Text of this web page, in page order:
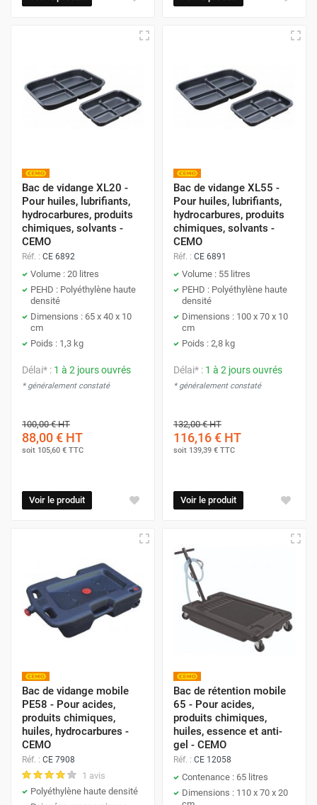
Bac de vidange XL20 -
Pour huiles, lubrifiants,
hydrocarbures, produits
chimiques, solvants -
CEMO
Réf. : CE 6892
Volume : 20 litres
PEHD : Polyéthylène haute
densité
Dimensions : 65 x 40 x 10
cm
Poids : 1,3 kg
Délai* : 1 à 2 jours ouvrés
* généralement constaté
100,00 €HT
88,00 € HT
soit 105,60 € TTC
Voir le produit
Bac de vidange XL55 -
Pour huiles, lubrifiants,
hydrocarbures, produits
chimiques, solvants -
CEMO
Réf. : CE 6891
Volume : 55 litres
PEHD : Polyéthylène haute
densité
Dimensions : 100 x 70 x 10
cm
Poids : 2,8 kg
Délai* : 1 à 2 jours ouvrés
* généralement constaté
132,00 €HT
116,16 € HT
soit 139,39 € TTC
Voir le produit
Bac de vidange mobile
PE58 - Pour acides,
produits chimiques,
huiles, hydrocarbures -
CEMO
Réf. : CE 7908
1 avis
Polyéthylène haute densité
Bac de rétention mobile
65 - Pour acides,
produits chimiques,
huiles, essence et anti-
gel - CEMO
Réf. : CE 12058
Contenance : 65 litres
Dimensions : 110 x 70 x 20